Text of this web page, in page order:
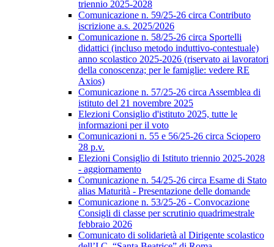
triennio 2025-2028
Comunicazione n. 59/25-26 circa Contributo
iscrizione a.s. 2025/2026
Comunicazione n. 58/25-26 circa Sportelli
didattici (incluso metodo induttivo-contestuale)
anno scolastico 2025-2026 (riservato ai lavoratori
della conoscenza; per le famiglie: vedere RE
Axios)
Comunicazione n. 57/25-26 circa Assemblea di
istituto del 21 novembre 2025
Elezioni Consiglio d'istituto 2025, tutte le
informazioni per il voto
Comunicazioni n. 55 e 56/25-26 circa Sciopero
28 p.v.
Elezioni Consiglio di Istituto triennio 2025-2028
- aggiornamento
Comunicazione n. 54/25-26 circa Esame di Stato
alias Maturità - Presentazione delle domande
Comunicazione n. 53/25-26 - Convocazione
Consigli di classe per scrutinio quadrimestrale
febbraio 2026
Comunicato di solidarietà al Dirigente scolastico